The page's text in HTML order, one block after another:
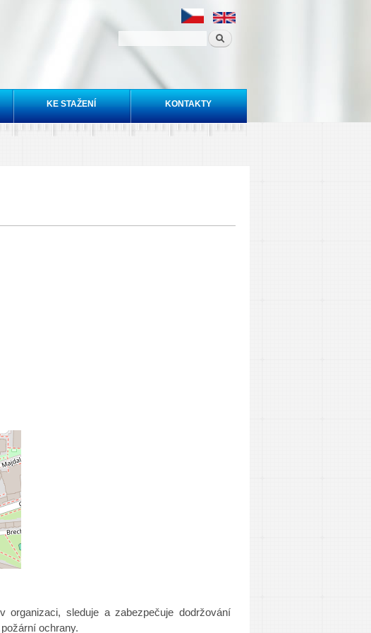
KE STAŽENÍ KONTAKTY
sleduje a zabezpečuje dodržování
ochrany.